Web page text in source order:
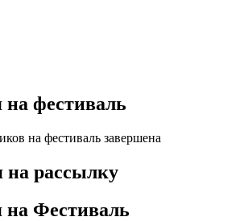
на фестиваль
на фестиваль завершена
на рассылку
на Фестиваль